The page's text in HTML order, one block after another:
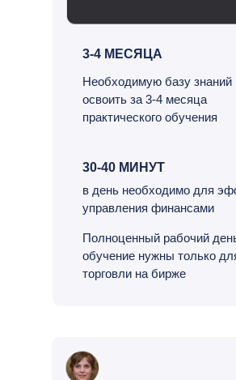
3-4 МЕСЯЦА
Необходимую базу
освоить за 3-4 месяца
практического обучения
30-40 МИНУТ
в день необходимо для
управления финансами
Полноценный рабочий
обучение нужны только
торговли на бирже